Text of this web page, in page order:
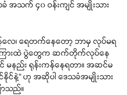
ခံ အသက် ၄၀ ဝန်းကျင် အမျိုးသား
လေ၊ ရေတက်နေတော့ ဘာမှ လုပ်မရ
ကြားထဲ ပွဲတွေက ဆက်တိုက်လုပ်နေ
မနည်း ရုန်းကန်နေရတာ။ အဆင်မ
င်နိုင်နဲ့” ဟု အဆိုပါ ဒေသခံအမျိုးသား
ာသည်။